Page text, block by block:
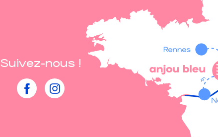
Suivez-nous !